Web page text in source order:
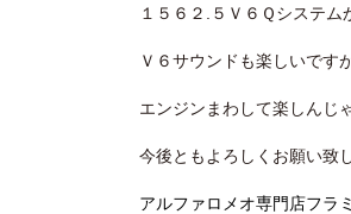
１５６２.５Ｖ６Ｑシステム
Ｖ６サウンドも楽しいです
エンジンまわして楽しんじ
今後ともよろしくお願い致
アルファロメオ専門店フラ